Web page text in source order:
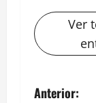
Ver
N
Anterior: